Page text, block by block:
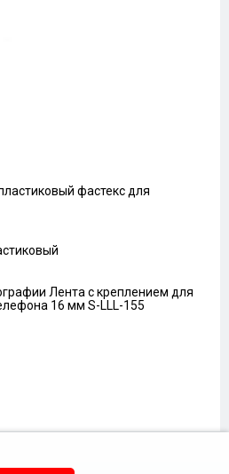
фастекс для
Лента с креплением для
16 мм S-LLL-155